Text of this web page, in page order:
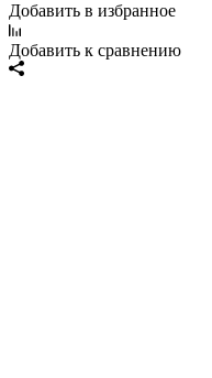
Добавить в избранное
Добавить к сравнению